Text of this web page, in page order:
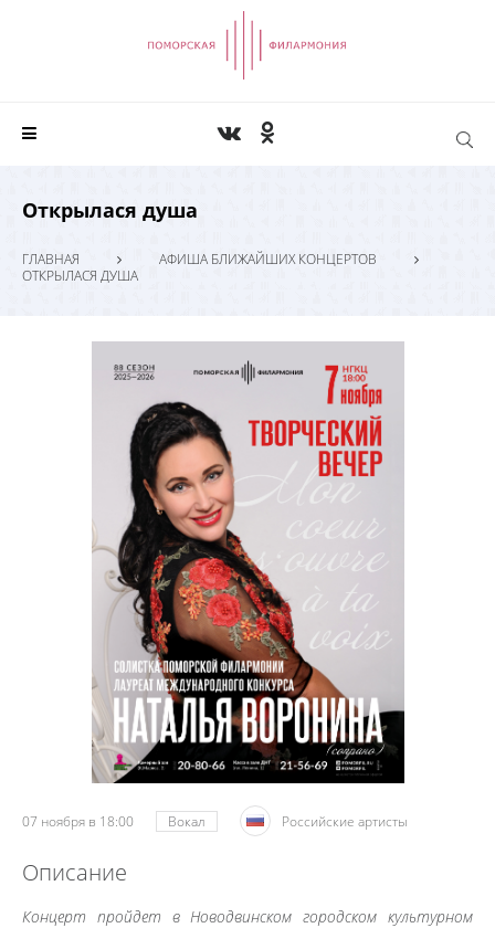
Открылася душа
ГЛАВНАЯ
АФИША БЛИЖАЙШИХ КОНЦЕРТОВ
ОТКРЫЛАСЯ ДУША
07 ноября в 18:00 Вокал Российские артисты
Описание
Концерт пройдет в Новодвинском городском культурном